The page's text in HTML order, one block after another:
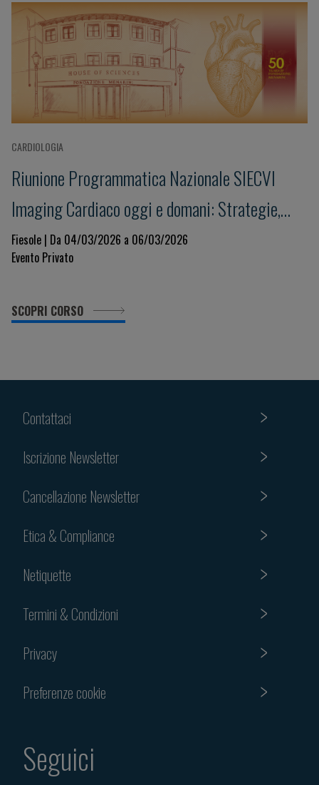
CARDIOLOGIA
Riunione Programmatica Nazionale SIECVI
Imaging Cardiaco oggi e domani: Strategie,
Innovazione e Governance per un Sistema
Sostenibile
Fiesole | Da 04/03/2026 a 06/03/2026
Evento Privato
SCOPRI CORSO
Contattaci
Iscrizione Newsletter
Cancellazione Newsletter
Etica & Compliance
Netiquette
Termini & Condizioni
Privacy
Preferenze cookie
Seguici